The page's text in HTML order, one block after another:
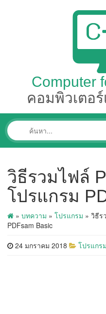
Computer
คอมพิวเตอ
วิธีรวมไฟล์
โปรแกรม
» บทความ » โปรแกรม » วิธีร
PDFsam Basic
24 มกราคม 2018 โปรแกรม